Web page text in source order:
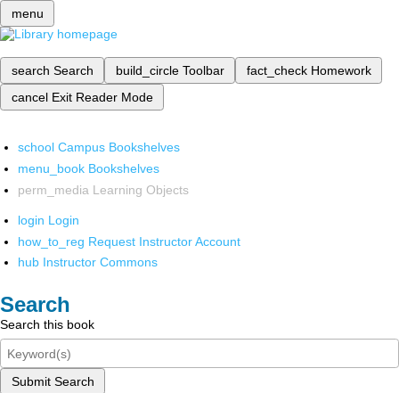
menu
search Search build_circle Toolbar fact_check Homework
cancel Exit Reader Mode
school Campus Bookshelves
menu_book Bookshelves
perm_media Learning Objects
login Login
how_to_reg Request Instructor Account
hub Instructor Commons
Search
Search this book
Submit Search